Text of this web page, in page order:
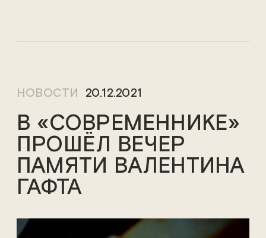
НОВОСТИ 20.12.2021
В «СОВРЕМЕННИКЕ»
ПРОШЁЛ ВЕЧЕР
ПАМЯТИ ВАЛЕНТИНА
ГАФТА